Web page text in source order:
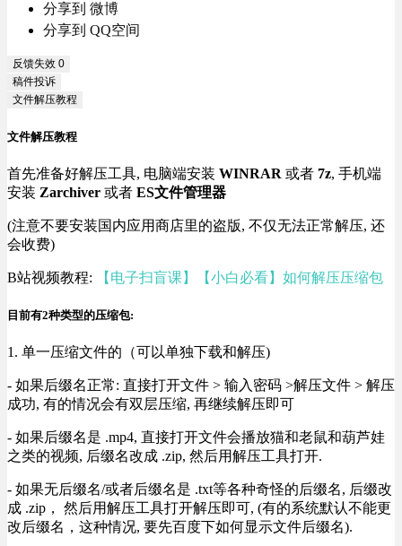
分享到 微博
分享到 QQ空间
反馈失效 0
稿件投诉
文件解压教程
文件解压教程
首先准备好解压工具, 电脑端安装 WINRAR 或者 7z, 手机端
安装 Zarchiver 或者 ES文件管理器
(注意不要安装国内应用商店里的盗版, 不仅无法正常解压, 还
会收费)
B站视频教程: 【电子扫盲课】【小白必看】如何解压压缩包
目前有2种类型的压缩包:
1. 单一压缩文件的（可以单独下载和解压)
- 如果后缀名正常: 直接打开文件 > 输入密码 >解压文件 > 解压
成功, 有的情况会有双层压缩, 再继续解压即可
- 如果后缀名是 .mp4, 直接打开文件会播放猫和老鼠和葫芦娃
之类的视频, 后缀名改成 .zip, 然后用解压工具打开.
- 如果无后缀名/或者后缀名是 .txt等各种奇怪的后缀名, 后缀改
成 .zip， 然后用解压工具打开解压即可, (有的系统默认不能更
改后缀名，这种情况, 要先百度下如何显示文件后缀名).